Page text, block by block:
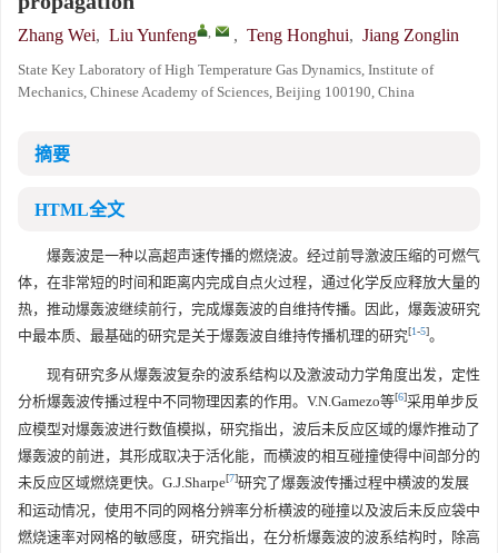
Zhang Wei, Liu Yunfeng , , Teng Honghui, Jiang Zonglin
State Key Laboratory of High Temperature Gas Dynamics, Institute of
Mechanics, Chinese Academy of Sciences, Beijing 100190, China
摘要
HTML全文
爆轰波是一种以高超声速传播的燃烧波。经过前导激波压缩的可燃气
体，在非常短的时间和距离内完成自点火过程，通过化学反应释放大量的
热，推动爆轰波继续前行，完成爆轰波的自维持传播。因此，爆轰波研究
中最本质、最基础的研究是关于爆轰波自维持传播机理的研究[1-5]。
现有研究多从爆轰波复杂的波系结构以及激波动力学角度出发，定性
分析爆轰波传播过程中不同物理因素的作用。V.N.Gamezo等[6]采用单步反
应模型对爆轰波进行数值模拟，研究指出，波后未反应区域的爆炸推动了
爆轰波的前进，其形成取决于活化能，而横波的相互碰撞使得中间部分的
未反应区域燃烧更快。G.J.Sharpe[7]研究了爆轰波传播过程中横波的发展
和运动情况，使用不同的网格分辨率分析横波的碰撞以及波后未反应袋中
燃烧速率对网格的敏感度，研究指出，在分析爆轰波的波系结构时，除高